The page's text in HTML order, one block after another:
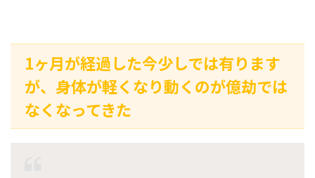
1ヶ月が経過した今少しでは有ります
が、身体が軽くなり動くのが億劫では
なくなってきた